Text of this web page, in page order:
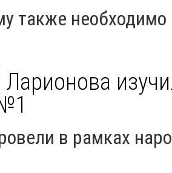
также
Ларионова
в рамках